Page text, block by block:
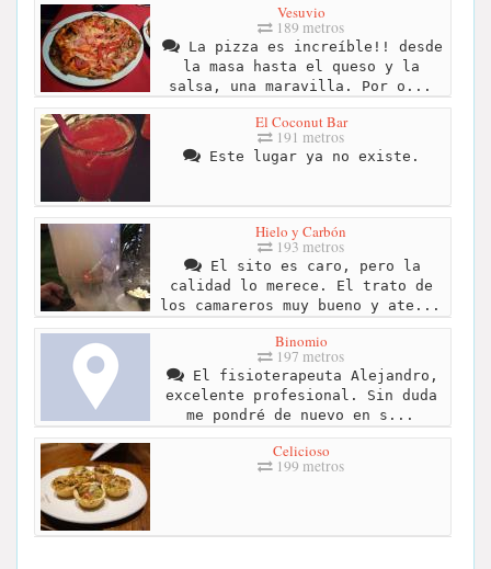
Vesuvio
189 metros
La pizza es increíble!! desde
la masa hasta el queso y la
salsa, una maravilla. Por o...
El Coconut Bar
191 metros
Este lugar ya no existe.
Hielo y Carbón
193 metros
El sito es caro, pero la
calidad lo merece. El trato de
los camareros muy bueno y ate...
Binomio
197 metros
El fisioterapeuta Alejandro,
excelente profesional. Sin duda
me pondré de nuevo en s...
Celicioso
199 metros